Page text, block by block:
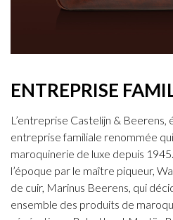
ENTREPRISE
L’entreprise Castelijn & Beerens,
entreprise familiale renommée
maroquinerie de luxe depuis
l’époque par le maître piqueur,
de cuir, Marinus Beerens, qui
ensemble des produits de